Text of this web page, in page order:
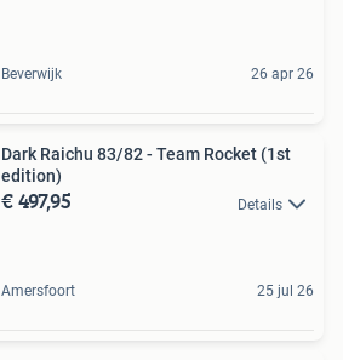
Beverwijk 26 apr 26
Dark Raichu 83/82 - Team Rocket (1st
edition)
€ 497,95 Details
Amersfoort 25 jul 26